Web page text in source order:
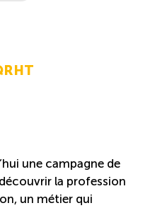
une campagne de
la profession
un métier qui